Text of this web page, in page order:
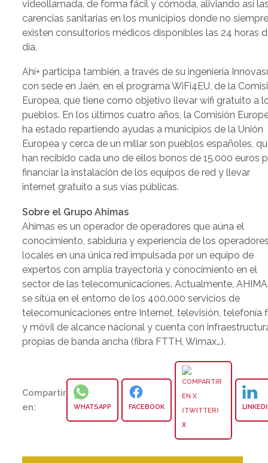
videollamada, de forma fácil y cómoda, aliviando así
carencias sanitarias en los municipios donde no
existen consultorios médicos disponibles las 24 horas
día.
Ahí+ participa también, a través de su ingeniería
con sede en Jaén, en el programa WiFi4EU, de la
Europea, que tiene como objetivo llevar wifi gratuito a
pueblos. En los últimos cuatro años, la Comisión
ha estado repartiendo ayudas a municipios de la Unión
Europea y cerca de un millar son pueblos españoles,
han recibido cada uno de ellos bonos de 15.000 euros
financiar la instalación de los equipos de red y llevar
internet gratuito a sus vías públicas.
Sobre el Grupo Ahimas
Ahimas es un operador de operadores que aúna el
conocimiento, sabiduría y experiencia de los
locales en una única red impulsada por un equipo de
expertos con amplia trayectoria y conocimiento en el
sector de las telecomunicaciones. Actualmente,
se sitúa en el entorno de los 400.000 servicios de
telecomunicaciones entre Internet, televisión, telefonía
y móvil de alcance nacional y cuenta con
propias de banda ancha (fibra FTTH, Wimax…).
Compartir
en:
WHATSAPP FACEBOOK
X